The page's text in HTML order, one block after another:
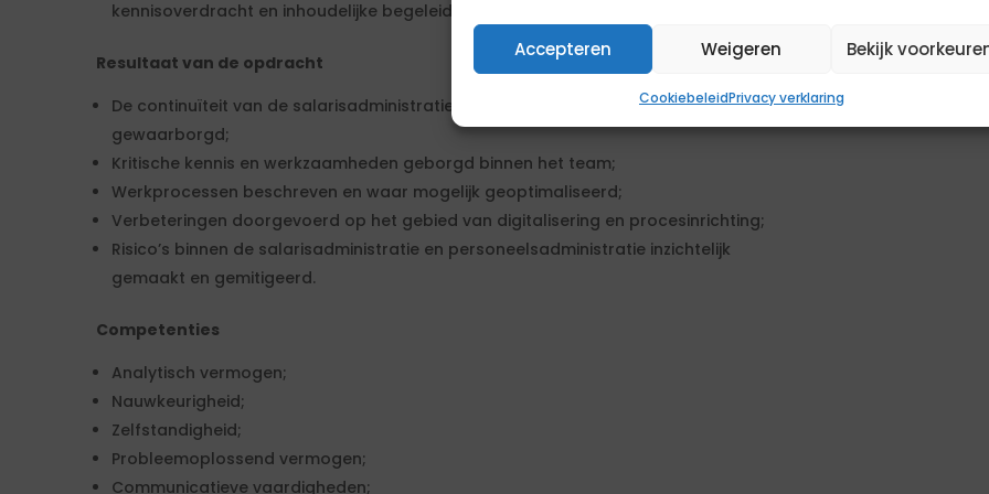
Accepteren Weigeren Bekijk
CookiebeleidPrivacy verklaring
kennisoverdracht en inhoudelijke begeleiding.
Resultaat van de opdracht
De continuïteit van de salarisadministratie en HR-backofficeprocessen
gewaarborgd;
Kritische kennis en werkzaamheden geborgd binnen het team;
Werkprocessen beschreven en waar mogelijk geoptimaliseerd;
Verbeteringen doorgevoerd op het gebied van digitalisering en procesinrichting;
Risico’s binnen de salarisadministratie en personeelsadministratie inzichtelijk
gemaakt en gemitigeerd.
Competenties
Analytisch vermogen;
Nauwkeurigheid;
Zelfstandigheid;
Probleemoplossend vermogen;
Communicatieve vaardigheden;